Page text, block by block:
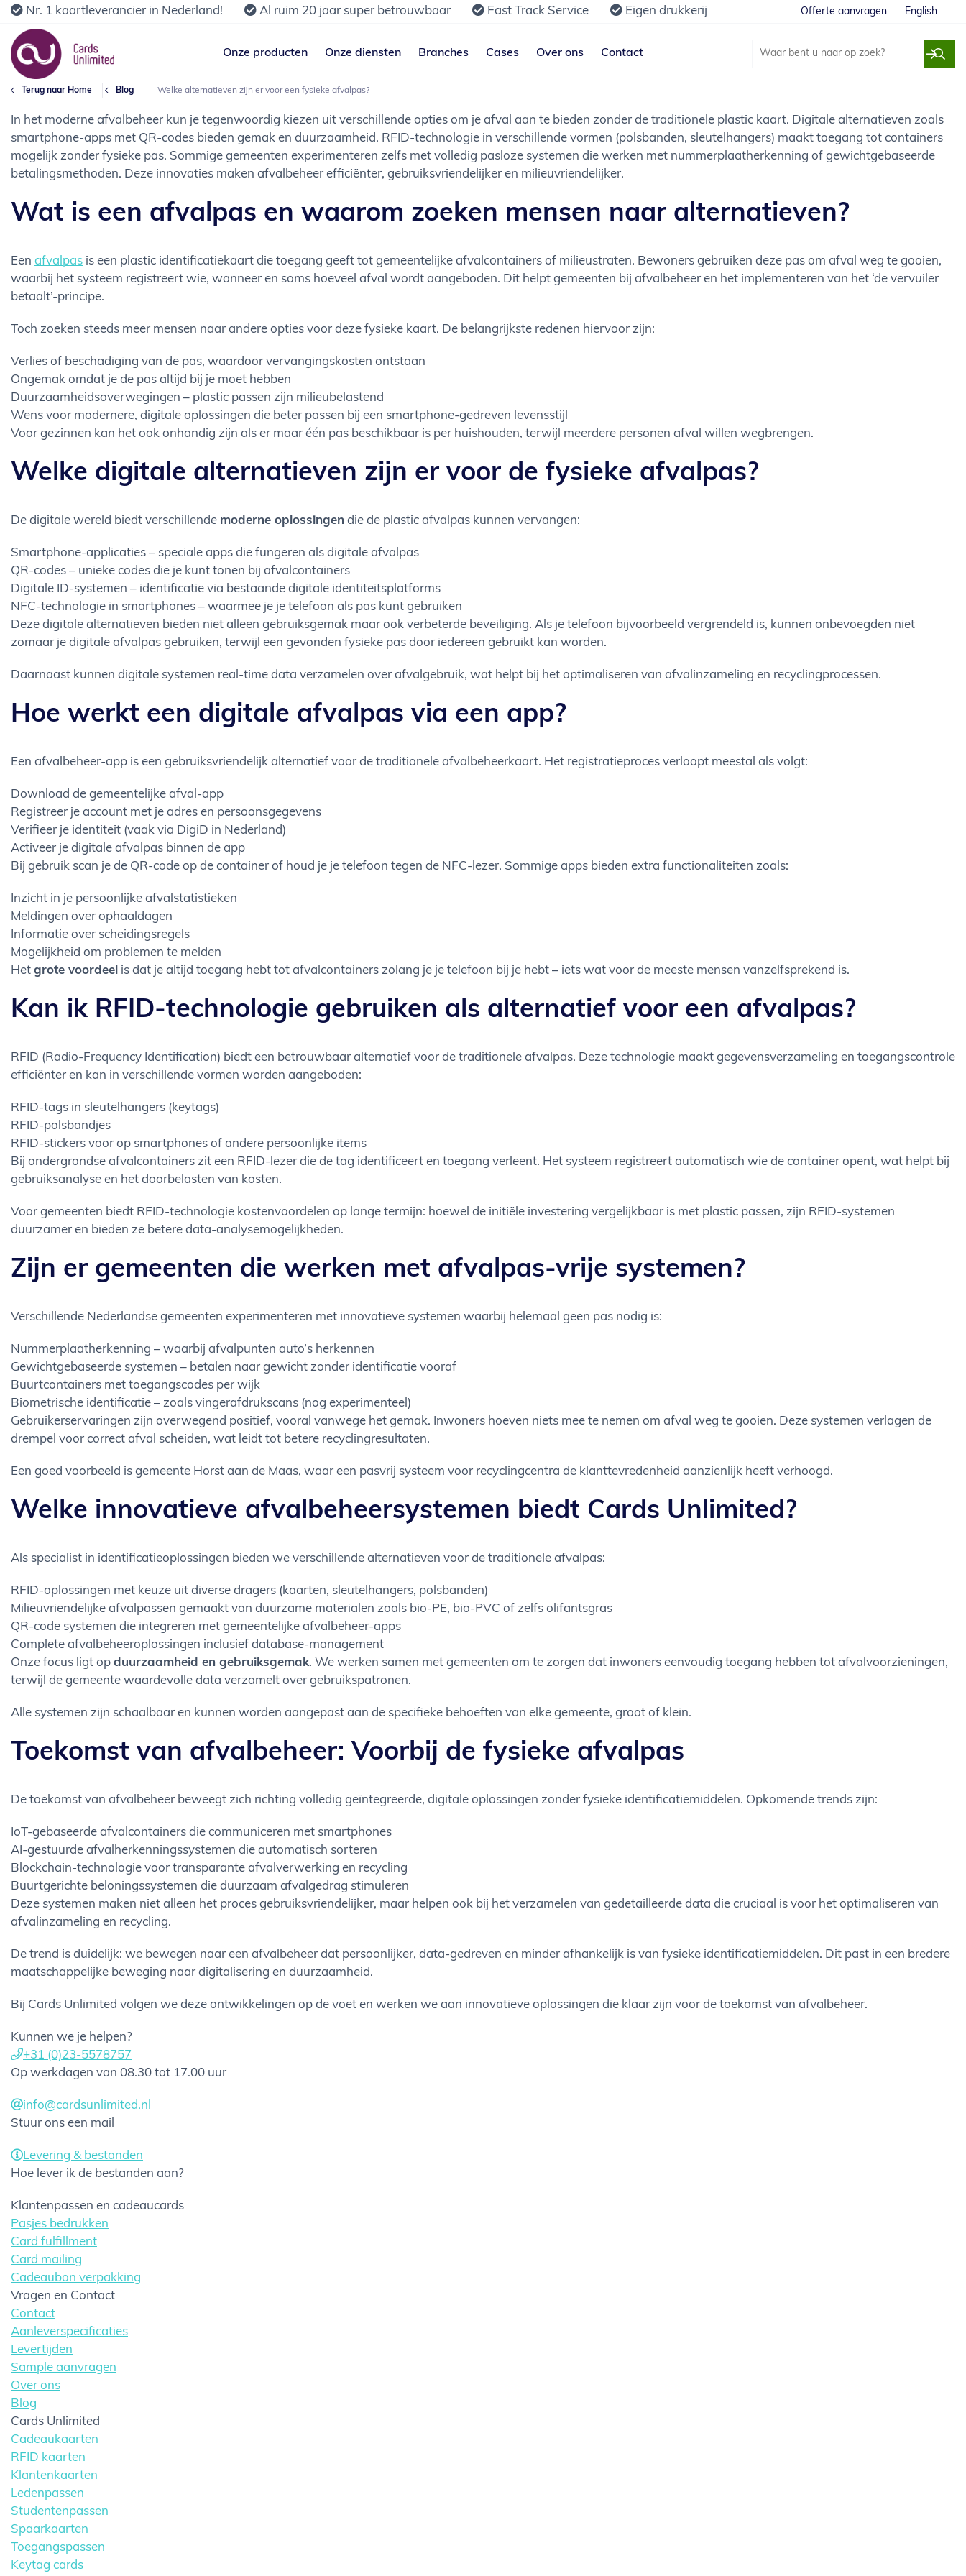
Nr. 1 kaartleverancier in Nederland! Al ruim 20 jaar super betrouwbaar Fast Track Service Eigen drukkerij Offerte aanvragen English
Onze producten Onze diensten Branches Cases Over ons Contact
Terug naar Home Blog Welke alternatieven zijn er voor een fysieke afvalpas?
In het moderne afvalbeheer kun je tegenwoordig kiezen uit verschillende opties om je afval aan te bieden zonder de traditionele plastic kaart. Digitale alternatieven zoals
smartphone-apps met QR-codes bieden gemak en duurzaamheid. RFID-technologie in verschillende vormen (polsbanden, sleutelhangers) maakt toegang tot containers
mogelijk zonder fysieke pas. Sommige gemeenten experimenteren zelfs met volledig pasloze systemen die werken met nummerplaatherkenning of gewichtgebaseerde
betalingsmethoden. Deze innovaties maken afvalbeheer efficiënter, gebruiksvriendelijker en milieuvriendelijker.
Wat is een afvalpas en waarom zoeken mensen naar alternatieven?
Een afvalpas is een plastic identificatiekaart die toegang geeft tot gemeentelijke afvalcontainers of milieustraten. Bewoners gebruiken deze pas om afval weg te gooien,
waarbij het systeem registreert wie, wanneer en soms hoeveel afval wordt aangeboden. Dit helpt gemeenten bij afvalbeheer en het implementeren van het ‘de vervuiler
betaalt’-principe.
Toch zoeken steeds meer mensen naar andere opties voor deze fysieke kaart. De belangrijkste redenen hiervoor zijn:
Verlies of beschadiging van de pas, waardoor vervangingskosten ontstaan
Ongemak omdat je de pas altijd bij je moet hebben
Duurzaamheidsoverwegingen – plastic passen zijn milieubelastend
Wens voor modernere, digitale oplossingen die beter passen bij een smartphone-gedreven levensstijl
Voor gezinnen kan het ook onhandig zijn als er maar één pas beschikbaar is per huishouden, terwijl meerdere personen afval willen wegbrengen.
Welke digitale alternatieven zijn er voor de fysieke afvalpas?
De digitale wereld biedt verschillende moderne oplossingen die de plastic afvalpas kunnen vervangen:
Smartphone-applicaties – speciale apps die fungeren als digitale afvalpas
QR-codes – unieke codes die je kunt tonen bij afvalcontainers
Digitale ID-systemen – identificatie via bestaande digitale identiteitsplatforms
NFC-technologie in smartphones – waarmee je je telefoon als pas kunt gebruiken
Deze digitale alternatieven bieden niet alleen gebruiksgemak maar ook verbeterde beveiliging. Als je telefoon bijvoorbeeld vergrendeld is, kunnen onbevoegden niet
zomaar je digitale afvalpas gebruiken, terwijl een gevonden fysieke pas door iedereen gebruikt kan worden.
Daarnaast kunnen digitale systemen real-time data verzamelen over afvalgebruik, wat helpt bij het optimaliseren van afvalinzameling en recyclingprocessen.
Hoe werkt een digitale afvalpas via een app?
Een afvalbeheer-app is een gebruiksvriendelijk alternatief voor de traditionele afvalbeheerkaart. Het registratieproces verloopt meestal als volgt:
Download de gemeentelijke afval-app
Registreer je account met je adres en persoonsgegevens
Verifieer je identiteit (vaak via DigiD in Nederland)
Activeer je digitale afvalpas binnen de app
Bij gebruik scan je de QR-code op de container of houd je je telefoon tegen de NFC-lezer. Sommige apps bieden extra functionaliteiten zoals:
Inzicht in je persoonlijke afvalstatistieken
Meldingen over ophaaldagen
Informatie over scheidingsregels
Mogelijkheid om problemen te melden
Het grote voordeel is dat je altijd toegang hebt tot afvalcontainers zolang je je telefoon bij je hebt – iets wat voor de meeste mensen vanzelfsprekend is.
Kan ik RFID-technologie gebruiken als alternatief voor een afvalpas?
RFID (Radio-Frequency Identification) biedt een betrouwbaar alternatief voor de traditionele afvalpas. Deze technologie maakt gegevensverzameling en toegangscontrole
efficiënter en kan in verschillende vormen worden aangeboden:
RFID-tags in sleutelhangers (keytags)
RFID-polsbandjes
RFID-stickers voor op smartphones of andere persoonlijke items
Bij ondergrondse afvalcontainers zit een RFID-lezer die de tag identificeert en toegang verleent. Het systeem registreert automatisch wie de container opent, wat helpt bij
gebruiksanalyse en het doorbelasten van kosten.
Voor gemeenten biedt RFID-technologie kostenvoordelen op lange termijn: hoewel de initiële investering vergelijkbaar is met plastic passen, zijn RFID-systemen
duurzamer en bieden ze betere data-analysemogelijkheden.
Zijn er gemeenten die werken met afvalpas-vrije systemen?
Verschillende Nederlandse gemeenten experimenteren met innovatieve systemen waarbij helemaal geen pas nodig is:
Nummerplaatherkenning – waarbij afvalpunten auto’s herkennen
Gewichtgebaseerde systemen – betalen naar gewicht zonder identificatie vooraf
Buurtcontainers met toegangscodes per wijk
Biometrische identificatie – zoals vingerafdrukscans (nog experimenteel)
Gebruikerservaringen zijn overwegend positief, vooral vanwege het gemak. Inwoners hoeven niets mee te nemen om afval weg te gooien. Deze systemen verlagen de
drempel voor correct afval scheiden, wat leidt tot betere recyclingresultaten.
Een goed voorbeeld is gemeente Horst aan de Maas, waar een pasvrij systeem voor recyclingcentra de klanttevredenheid aanzienlijk heeft verhoogd.
Welke innovatieve afvalbeheersystemen biedt Cards Unlimited?
Als specialist in identificatieoplossingen bieden we verschillende alternatieven voor de traditionele afvalpas:
RFID-oplossingen met keuze uit diverse dragers (kaarten, sleutelhangers, polsbanden)
Milieuvriendelijke afvalpassen gemaakt van duurzame materialen zoals bio-PE, bio-PVC of zelfs olifantsgras
QR-code systemen die integreren met gemeentelijke afvalbeheer-apps
Complete afvalbeheeroplossingen inclusief database-management
Onze focus ligt op duurzaamheid en gebruiksgemak. We werken samen met gemeenten om te zorgen dat inwoners eenvoudig toegang hebben tot afvalvoorzieningen,
terwijl de gemeente waardevolle data verzamelt over gebruikspatronen.
Alle systemen zijn schaalbaar en kunnen worden aangepast aan de specifieke behoeften van elke gemeente, groot of klein.
Toekomst van afvalbeheer: Voorbij de fysieke afvalpas
De toekomst van afvalbeheer beweegt zich richting volledig geïntegreerde, digitale oplossingen zonder fysieke identificatiemiddelen. Opkomende trends zijn:
IoT-gebaseerde afvalcontainers die communiceren met smartphones
AI-gestuurde afvalherkenningssystemen die automatisch sorteren
Blockchain-technologie voor transparante afvalverwerking en recycling
Buurtgerichte beloningssystemen die duurzaam afvalgedrag stimuleren
Deze systemen maken niet alleen het proces gebruiksvriendelijker, maar helpen ook bij het verzamelen van gedetailleerde data die cruciaal is voor het optimaliseren van
afvalinzameling en recycling.
De trend is duidelijk: we bewegen naar een afvalbeheer dat persoonlijker, data-gedreven en minder afhankelijk is van fysieke identificatiemiddelen. Dit past in een bredere
maatschappelijke beweging naar digitalisering en duurzaamheid.
Bij Cards Unlimited volgen we deze ontwikkelingen op de voet en werken we aan innovatieve oplossingen die klaar zijn voor de toekomst van afvalbeheer.
Kunnen we je helpen?
+31 (0)23-5578757
Op werkdagen van 08.30 tot 17.00 uur
info@cardsunlimited.nl
Stuur ons een mail
Levering & bestanden
Hoe lever ik de bestanden aan?
Klantenpassen en cadeaucards
Pasjes bedrukken
Card fulfillment
Card mailing
Cadeaubon verpakking
Vragen en Contact
Contact
Aanleverspecificaties
Levertijden
Sample aanvragen
Over ons
Blog
Cards Unlimited
Cadeaukaarten
RFID kaarten
Klantenkaarten
Ledenpassen
Studentenpassen
Spaarkaarten
Toegangspassen
Keytag cards